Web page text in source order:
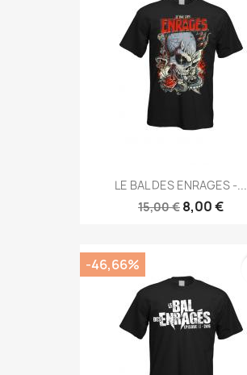
LE BAL DES ENRAGES -...
15,00 € 8,00 €
-46,66%